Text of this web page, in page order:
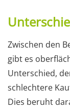
Zwischen den
gibt es
Unterschied,
schlechtere
Dies beruht